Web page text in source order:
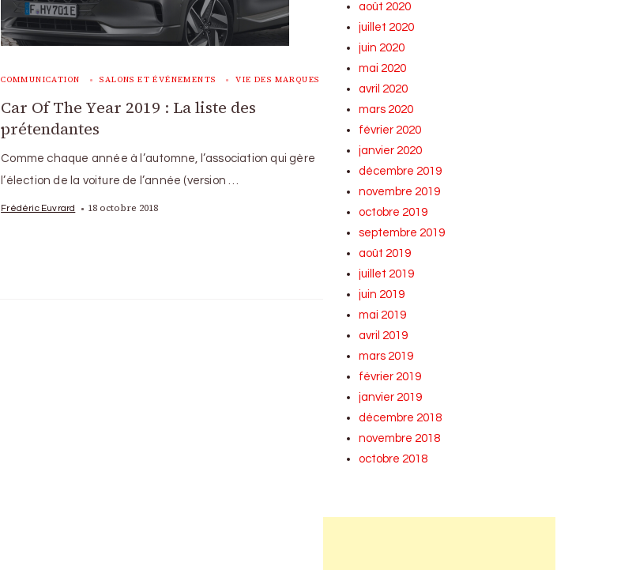
COMMUNICATION SALONS ET ÉVÉNEMENTS VIE DES MARQUES
Car Of The Year 2019 : La liste des
prétendantes
Comme chaque année à l’automne, l’association qui gère
l’élection de la voiture de l’année (version …
Frédéric Euvrard 18 octobre 2018
août 2020
juillet 2020
juin 2020
mai 2020
avril 2020
mars 2020
février 2020
janvier 2020
décembre 2019
novembre 2019
octobre 2019
septembre 2019
août 2019
juillet 2019
juin 2019
mai 2019
avril 2019
mars 2019
février 2019
janvier 2019
décembre 2018
novembre 2018
octobre 2018